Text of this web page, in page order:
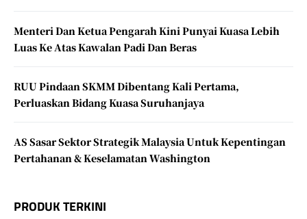
Menteri Dan Ketua Pengarah Kini Punyai Kuasa Lebih
Luas Ke Atas Kawalan Padi Dan Beras
RUU Pindaan SKMM Dibentang Kali Pertama,
Perluaskan Bidang Kuasa Suruhanjaya
AS Sasar Sektor Strategik Malaysia Untuk Kepentingan
Pertahanan & Keselamatan Washington
PRODUK TERKINI